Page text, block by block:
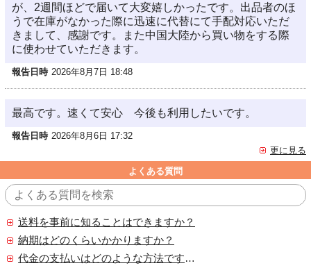
が、2週間ほどで届いて大変嬉しかったです。出品者のほ
うで在庫がなかった際に迅速に代替にて手配対応いただ
きまして、感謝です。また中国大陸から買い物をする際
に使わせていただきます。
報告日時 2026年8月7日 18:48
最高です。速くて安心 今後も利用したいです。
報告日時 2026年8月6日 17:32
更に見る
よくある質問
送料を事前に知ることはできますか？
納期はどのくらいかかりますか？
代金の支払いはどのような方法ですか？